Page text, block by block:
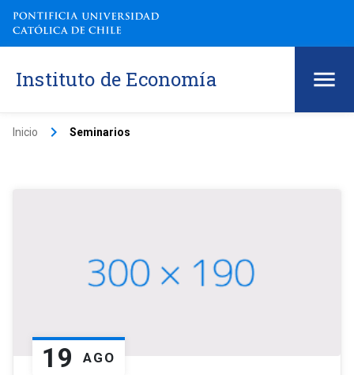
Instituto de Economía
Inicio keyboard_arrow_right Seminarios
19 AGO